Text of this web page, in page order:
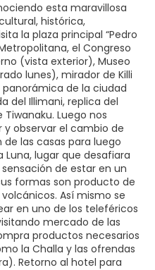
esta maravillosa
histórica,
la plaza principal “Pedro
el Congreso
(vista exterior), Museo
lunes), mirador de Killi
de la ciudad
del Illimani, replica del
Luego nos
y observar el cambio de
las casas para luego
Luna, lugar que desafiara
de estar en un
formas son producto de
Así mismo se
en uno de los teleféricos
mercado de las
productos necesarios
la Challa y las ofrendas
Retorno al hotel para